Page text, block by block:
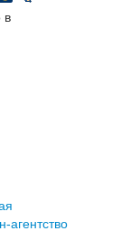
в
агентство